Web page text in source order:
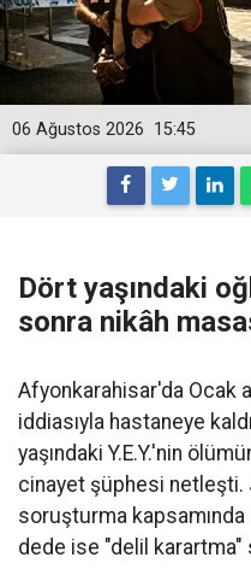
15:45
06 Ağustos 2026
Dört yaşındaki
sonra nikâh
Afyonkarahisar'da Ocak
iddiasıyla hastaneye
yaşındaki Y.E.Y.'nin
cinayet şüphesi netleşti.
soruşturma
dede ise "delil karartma"